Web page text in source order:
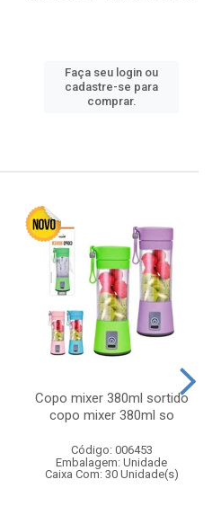
Faça seu login ou
cadastre-se para
comprar.
Copo mixer 380ml sortido
copo mixer 380ml so
Código: 006453
Embalagem: Unidade
Caixa Com: 30 Unidade(s)